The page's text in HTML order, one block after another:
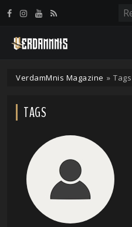
VerdamMnis Magazine » Tags
TAGS
Panneau de gestion des cookies